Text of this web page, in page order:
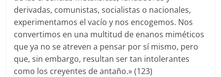
derivadas, comunistas, socialistas o nacionales,
experimentamos el vacío y nos encogemos. Nos
convertimos en una multitud de enanos miméticos
que ya no se atreven a pensar por sí mismo, pero
que, sin embargo, resultan ser tan intolerantes
como los creyentes de antaño.» (123)